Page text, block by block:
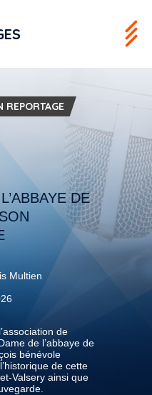
REPORTAGE
DE
Multien
de
de l’abbaye de
bénévole
de cette
Valsery ainsi que